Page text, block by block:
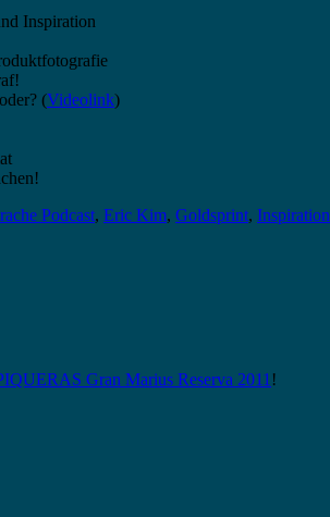
Inspiration
(Videolink)
Podcast, Eric Kim, Goldsprint, Inspiration
Gran Marius Reserva 2011 !